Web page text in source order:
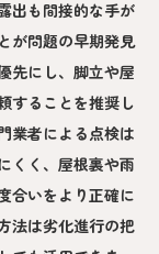
出も間接的な手が
が問題の早期発見
先にし、脚立や屋
することを推奨し
業者による点検は
くく、屋根裏や雨
合いをより正確に
法は劣化進行の把